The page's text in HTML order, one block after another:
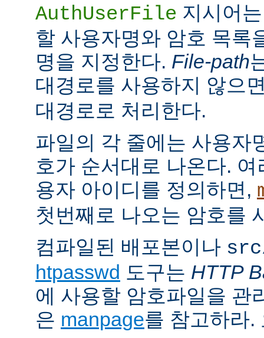
AuthUserFile 지시어
할 사용자명와 암호 목록
명을 지정한다. File-path
대경로를 사용하지 않으
대경로로 처리한다.
파일의 각 줄에는 사용자
호가 순서대로 나온다.
용자 아이디를 정의하면,
첫번째로 나오는 암호를
컴파일된 배포본이나
htpasswd 도구는 HTTP
에 사용할 암호파일을 관
은 manpage를 참고하라.